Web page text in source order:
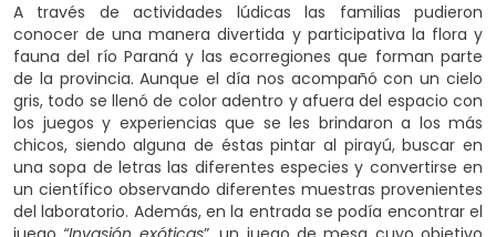
A través de actividades lúdicas las familias pudieron
conocer de una manera divertida y participativa la flora y
fauna del río Paraná y las ecorregiones que forman parte
de la provincia. Aunque el día nos acompañó con un cielo
gris, todo se llenó de color adentro y afuera del espacio con
los juegos y experiencias que se les brindaron a los más
chicos, siendo alguna de éstas pintar al pirayú, buscar en
una sopa de letras las diferentes especies y convertirse en
un científico observando diferentes muestras provenientes
del laboratorio. Además, en la entrada se podía encontrar el